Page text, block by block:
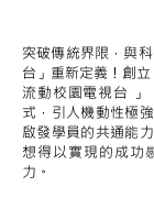
突破傳統界限，與
台」重新定義！創
流動校園電視台 」
式，引人機動性極
啟發學員的共通能
想得以實現的成功
力。